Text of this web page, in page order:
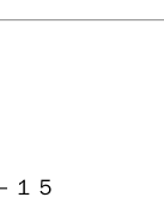
１５